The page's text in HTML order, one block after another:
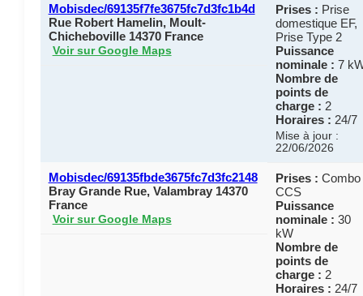
Mobisdec/69135f7fe3675fc7d3fc1b4d
Rue Robert Hamelin, Moult-
Chicheboville 14370 France
Voir sur Google Maps
Prises : Prise
domestique EF,
Prise Type 2
Puissance
nominale : 7
Nombre de
points de
charge : 2
Horaires : 24/7
Mise à jour :
22/06/2026
Mobisdec/69135fbde3675fc7d3fc2148
Bray Grande Rue, Valambray 14370
France
Voir sur Google Maps
Prises : Combo
CCS
Puissance
nominale : 30
kW
Nombre de
points de
charge : 2
Horaires : 24/7